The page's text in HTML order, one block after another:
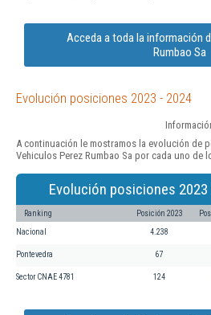
Acceda a toda la información
Rumbao Sa
Evolución posiciones 2023 - 2024
A continuación le mostramos la evolución de
Vehiculos Perez Rumbao Sa por cada uno de
Evolución posiciones
Ranking Posición 2023
Nacional 4.238
Pontevedra 67
Sector CNAE 4781 124